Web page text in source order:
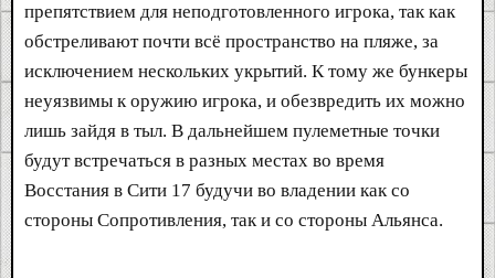
препятствием для неподготовленного игрока, так как
обстреливают почти всё пространство на пляже, за
исключением нескольких укрытий. К тому же бункеры
неуязвимы к оружию игрока, и обезвредить их можно
лишь зайдя в тыл. В дальнейшем пулеметные точки
будут встречаться в разных местах во время
Восстания в Сити 17 будучи во владении как со
стороны Сопротивления, так и со стороны Альянса.